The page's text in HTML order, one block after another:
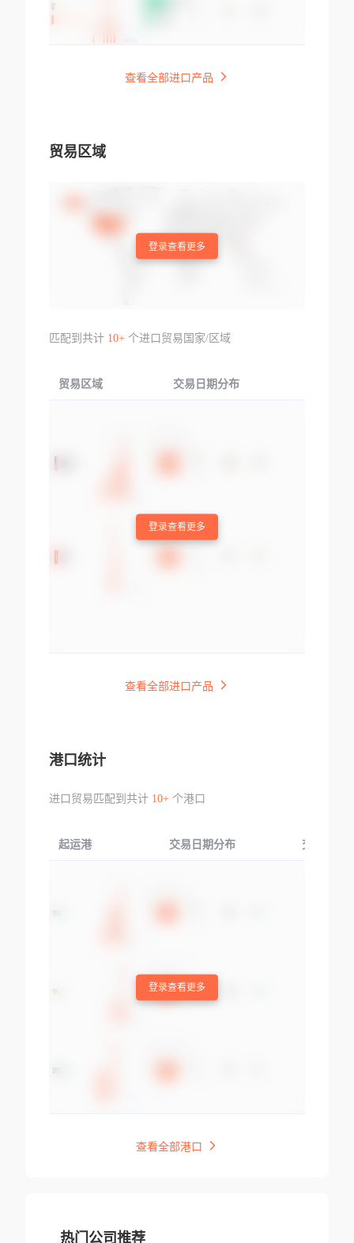
查看全部进口产品
贸易区域
登录查看更多
匹配到共计 10+个进口贸易国家/区域
贸易区域 交易日期分布
登录查看更多
查看全部进口产品
港口统计
进口贸易匹配到共计 10+个港口
起运港 交易日期分布 交易产品
登录查看更多
查看全部港口
热门公司推荐